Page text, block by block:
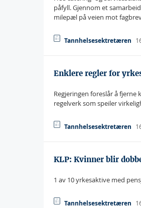
påfyll. Gjennom et
milepæl på veien mot
Tannhelsesektretæren
Enklere regler for
Regjeringen foreslår å
regelverk som speiler
Tannhelsesektretæren
KLP: Kvinner blir
1 av 10 yrkesaktive med
Tannhelsesektretæren